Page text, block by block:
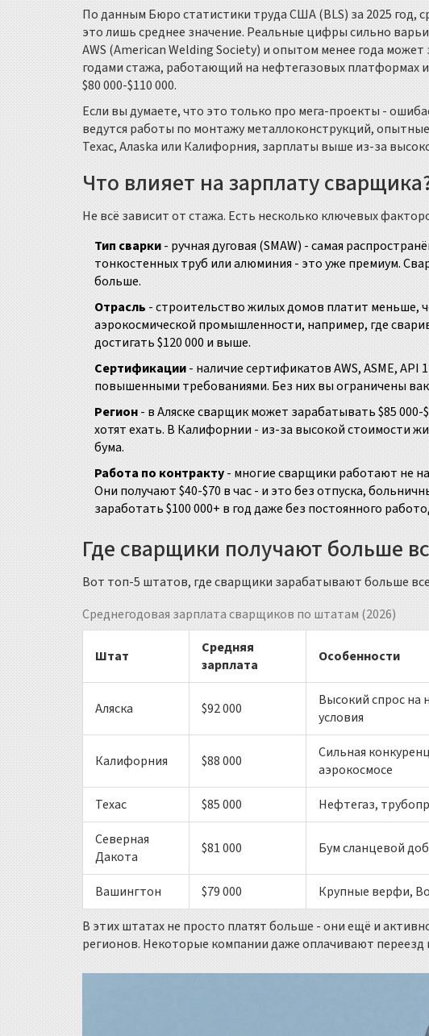
По данным Бюро статистики труда США (BLS) за 2025 год,
это лишь среднее значение. Реальные цифры сильно
AWS (American Welding Society) и опытом менее года
годами стажа, работающий на нефтегазовых платформах
$80 000-$110 000.
Если вы думаете, что это только про мега-проекты -
ведутся работы по монтажу металлоконструкций,
Техас, Алaska или Калифорния, зарплаты выше из-за
Что влияет на зарплату
Не всё зависит от стажа. Есть несколько ключевых
Тип сварки- ручная дуговая (SMAW) - самая
тонкостенных труб или алюминия - это уже премиум.
больше.
Отрасль - строительство жилых домов платит меньше,
аэрокосмической промышленности, например, где
достигать $120 000 и выше.
Сертификации- наличие сертификатов AWS, ASME,
повышенными требованиями. Без них вы ограничены
Регион- в Аляске сварщик может зарабатывать $85
хотят ехать. В Калифорнии - из-за высокой стоимости
бума.
Работа по контракту- многие сварщики работают не
Они получают $40-$70 в час - и это без отпуска,
заработать $100 000+ в год даже без постоянного
Где сварщики получают больше
Вот топ-5 штатов, где сварщики зарабатывают больше
Среднегодовая зарплата сварщиков по штатам (2026)
Штат
Средняя
зарплата
Особенности
Аляска $92 000
Высокий спрос на
условия
Калифорния $88 000
Сильная
аэрокосмосе
Техас
$85 000
Нефтегаз,
Северная
Дакота
$81 000 Бум сланцевой
Вашингтон $79 000
Крупные верфи,
В этих штатах не просто платят больше - они ещё и
регионов. Некоторые компании даже оплачивают переезд